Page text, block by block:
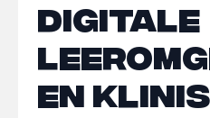
Digitale
en